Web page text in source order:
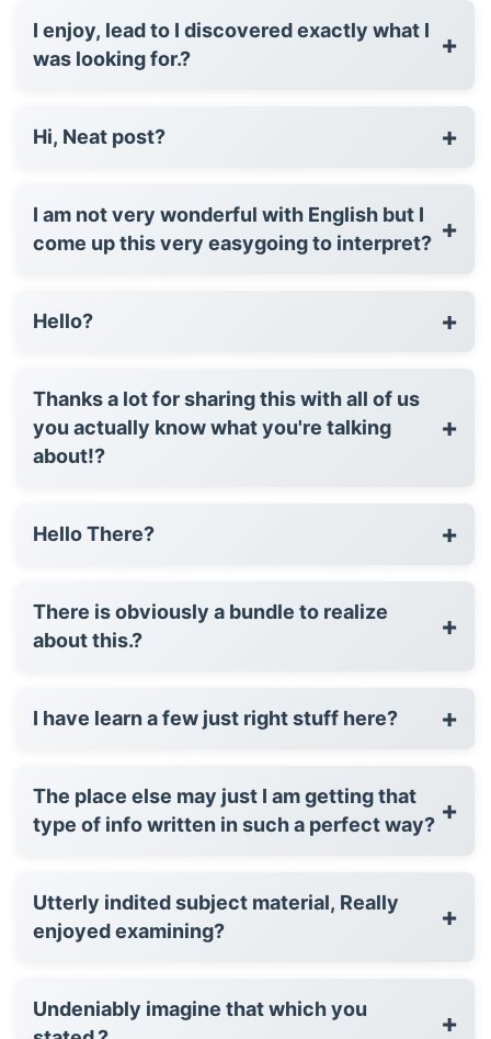
I enjoy, lead to I discovered exactly what I
was looking for.?
+
Hi, Neat post? +
I am not very wonderful with English but I
come up this very easygoing to interpret? +
Hello? +
Thanks a lot for sharing this with all of us
you actually know what you're talking
about!?
+
Hello There? +
There is obviously a bundle to realize
about this.?
+
I have learn a few just right stuff here? +
The place else may just I am getting that
type of info written in such a perfect way? +
Utterly indited subject material, Really
enjoyed examining?
+
Undeniably imagine that which you
+